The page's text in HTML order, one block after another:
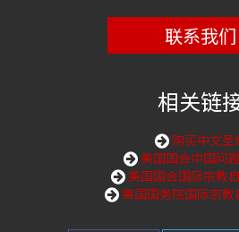
联系我们
相关链
购买中文圣
美国国会中国问
美国国会国际宗教
美国国务院国际宗教